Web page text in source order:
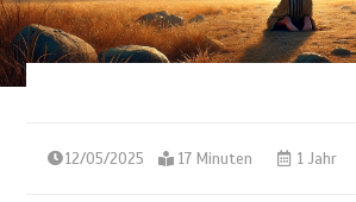
12/05/2025 17 Minuten 1 Jahr